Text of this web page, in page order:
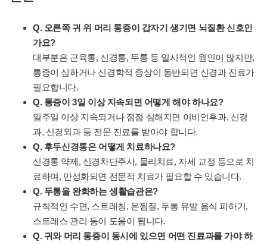
Q. 오른쪽 귀 위 머리 통증이 갑자기 생기면 뇌질환 신호인
가요?
대부분은 근육통, 신경통, 두통 등 일시적인 원인이 많지만,
통증이 심하거나 신경학적 증상이 동반되면 신경과 진료가
필요합니다.
Q. 통증이 3일 이상 지속되면 어떻게 해야 하나요?
일주일 이상 지속되거나 점점 심해지면 이비인후과, 신경
과, 신경외과 등 전문 진료를 받아야 합니다.
Q. 후두신경통은 어떻게 치료하나요?
신경통 약제, 신경차단주사, 물리치료, 자세 교정 등으로 치
료하며, 만성화되면 전문적 치료가 필요할 수 있습니다.
Q. 두통을 완화하는 생활습관은?
규칙적인 수면, 스트레칭, 온찜질, 두통 유발 음식 피하기,
스트레스 관리 등이 도움이 됩니다.
Q. 귀와 머리 통증이 동시에 있으면 어떤 진료과를 가야 하